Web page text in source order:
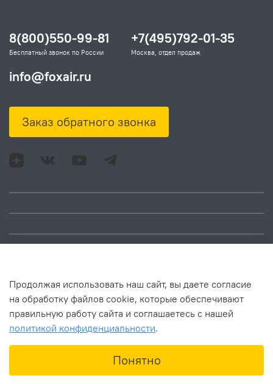
В корзину
Адрес: Москва, ул.
8(800)550-99-81
Бесплатный звонок по России
+7(495)792-01-35
Москва, отдел продаж
info@foxair.ru
Заказ обратного звонка
Продолжая использовать наш сайт, вы даете согласие
на обработку файлов cookie, которые обеспечивают
правильную работу сайта и соглашаетесь с нашей
политикой конфиденциальности.
Понятно